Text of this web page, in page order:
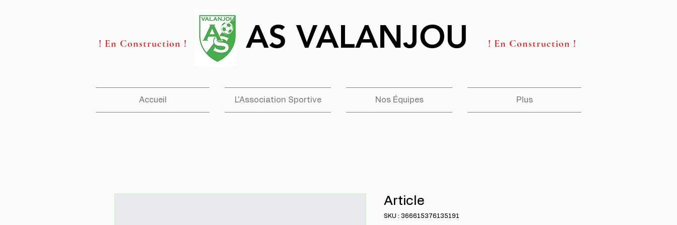
! En Construction ! AS VALANJOU
AS VALANJOU ! En Construction !
Accueil L'Association Sportive Nos Équipes Plus
Article
SKU : 366615376135191